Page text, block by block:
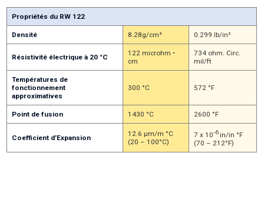
Propriétés du RW 122
Densité 8.28g/cm³ 0.299 lb/in²
Résistivité électrique à 20 °C
122 microhm •
cm
734 ohm. Circ.
mil/ft
Températures de
fonctionnement
approximatives
300 °C 572 °F
Point de fusion 1430 °C 2600 °F
Coefficient d’Expansion
12.6 µm/m °C
(20 – 100°C)
7 x 10-6in/in °F
(70 – 212°F)